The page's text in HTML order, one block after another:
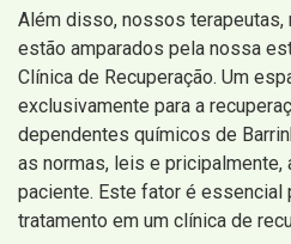
Além disso, nossos
estão amparados pela nossa
Clínica de Recuperação. Um
exclusivamente para a
dependentes químicos de
as normas, leis e pricipalmente,
paciente. Este fator é essencial
tratamento em um clínica de